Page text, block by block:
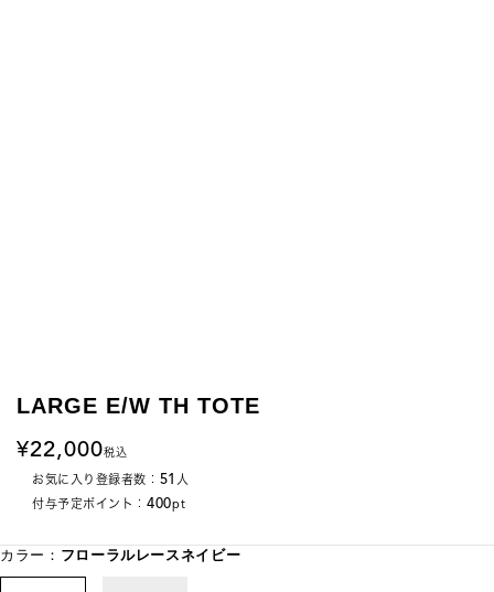
LARGE E/W TH TOTE
22,000税込
お気に入り登録者数： 51 人
付与予定ポイント： 400pt
カラー： フローラルレースネイビー